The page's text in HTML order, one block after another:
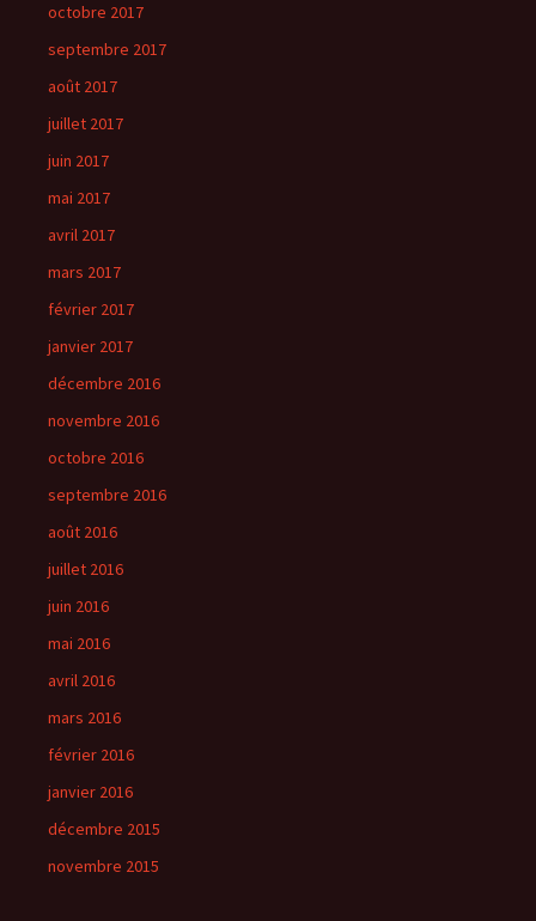
octobre 2017
septembre 2017
août 2017
juillet 2017
juin 2017
mai 2017
avril 2017
mars 2017
février 2017
janvier 2017
décembre 2016
novembre 2016
octobre 2016
septembre 2016
août 2016
juillet 2016
juin 2016
mai 2016
avril 2016
mars 2016
février 2016
janvier 2016
décembre 2015
novembre 2015